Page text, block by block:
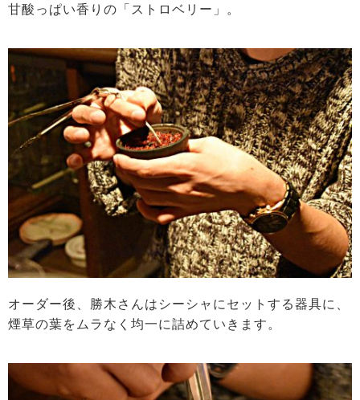
甘酸っぱい香りの「ストロベリー」。
オーダー後、勝木さんはシーシャにセットする器具に、
煙草の葉をムラなく均一に詰めていきます。